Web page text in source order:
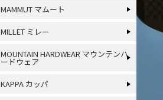
MAMMUT マムート
MILLET ミレー
MOUNTAIN HARDWEAR マウンテンハ
ードウェア
KAPPA カッパ